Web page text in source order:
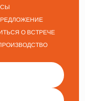
О ВСТРЕЧЕ